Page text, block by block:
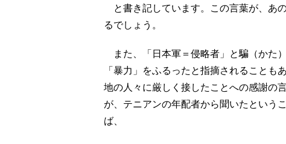
と書き記しています。この言葉が、あ
るでしょう。
また、「日本軍＝侵略者」と騙（かた
「暴力」をふるったと指摘されることも
地の人々に厳しく接したことへの感謝の
が、テニアンの年配者から聞いたという
ば、